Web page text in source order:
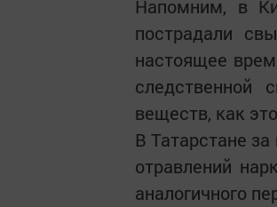
Напомним, в
пострадали
настоящее
следственной
веществ, как
В Татарстане
отравлений
аналогичного